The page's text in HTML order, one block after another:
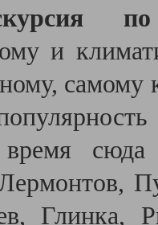
по
и
самому
сюда
Глинка,